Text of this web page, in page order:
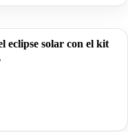
eclipse solar con el kit